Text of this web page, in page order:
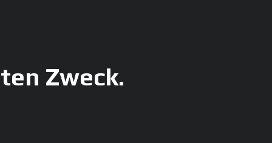
Zweck.